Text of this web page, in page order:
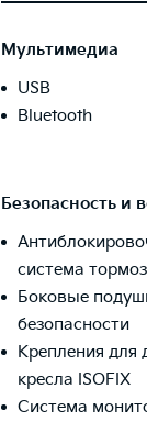
Мультимедиа
USB
Bluetooth
Безопасность и
система
Боковые
безопасности
Крепления для
кресла ISOFIX
Система